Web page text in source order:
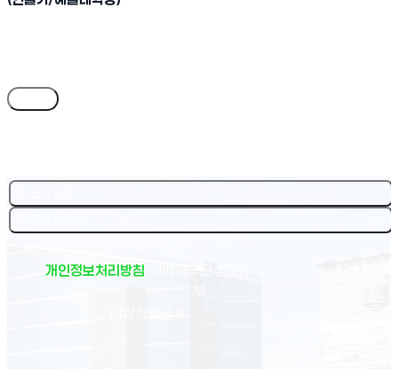
개인정보처리방침